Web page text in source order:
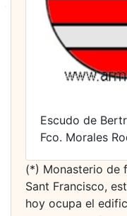
Escudo de
Fco. Morales
(*) Monasterio de
Sant Francisco,
hoy ocupa el